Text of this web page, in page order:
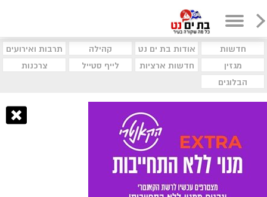
חדשות אודות בת ים נט קהילה
תרבות ואירועים
מגזין
חדשות ארציות לייף סטייל
צרכנות
הבלוגים